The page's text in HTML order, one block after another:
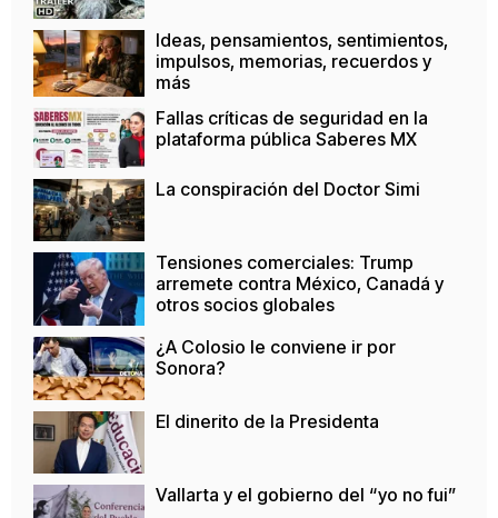
Ideas, pensamientos, sentimientos,
impulsos, memorias, recuerdos y
más
Fallas críticas de seguridad en la
plataforma pública Saberes MX
La conspiración del Doctor Simi
Tensiones comerciales: Trump
arremete contra México, Canadá y
otros socios globales
¿A Colosio le conviene ir por
Sonora?
El dinerito de la Presidenta
Vallarta y el gobierno del “yo no fui”